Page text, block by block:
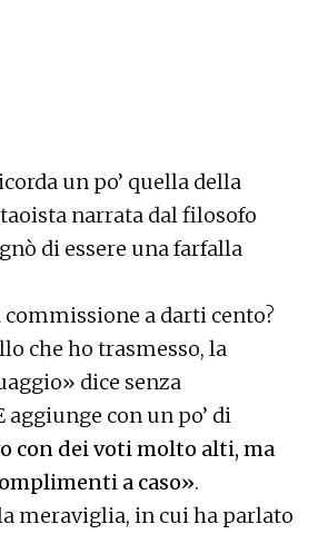
un po’ quella della
narrata dal filosofo
di essere una farfalla
commissione a darti cento?
che ho trasmesso, la
dice senza
con un po’ di
con dei voti molto alti, ma
a caso».
meraviglia, in cui ha parlato